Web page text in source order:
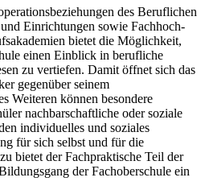
des Beruflichen
Einrichtungen sowie Fachhoch-
bietet die Möglichkeit,
einen Einblick in berufliche
zu vertiefen. Damit öffnet sich das
gegenüber seinem
Weiteren können besondere
nachbarschaftliche oder soziale
individuelles und soziales
für sich selbst und für die
bietet der Fachpraktische Teil der
der Fachoberschule ein